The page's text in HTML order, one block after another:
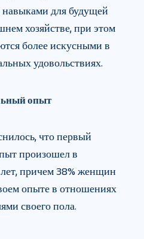
для будущей
хозяйстве, при этом
более искусными в
удовольствиях.
опыт
что первый
произошел в
лет, причем 38% женщин
опыте в отношениях
своего пола.